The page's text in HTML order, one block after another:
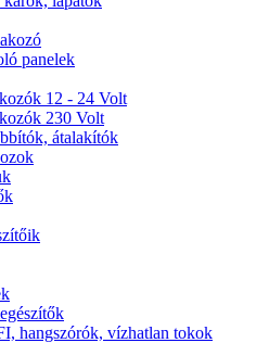
panelek
12 - 24 Volt
230 Volt
átalakítók
hangszórók, vízhatlan tokok